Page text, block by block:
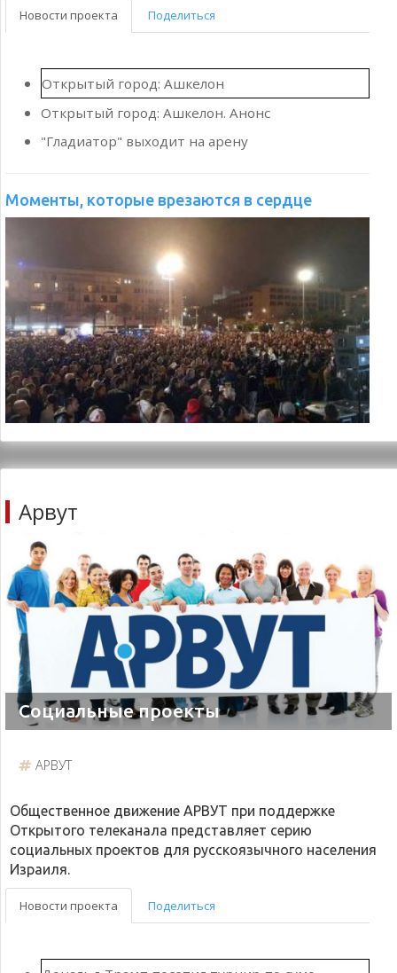
Открытый город: Ашкелон
"Гладиатор" выходит на арену
Моменты, которые врезаются в сердце
Арвут
Социальные проекты
АРВУТ
Открытого телеканала представляет серию
Израиля.
Новости проекта Поделиться
Дональд Трамп посетил турнир по сумо